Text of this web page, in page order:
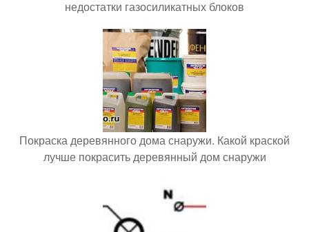
недостатки газосиликатных блоков
Покраска деревянного дома снаружи. Какой краской
лучше покрасить деревянный дом снаружи